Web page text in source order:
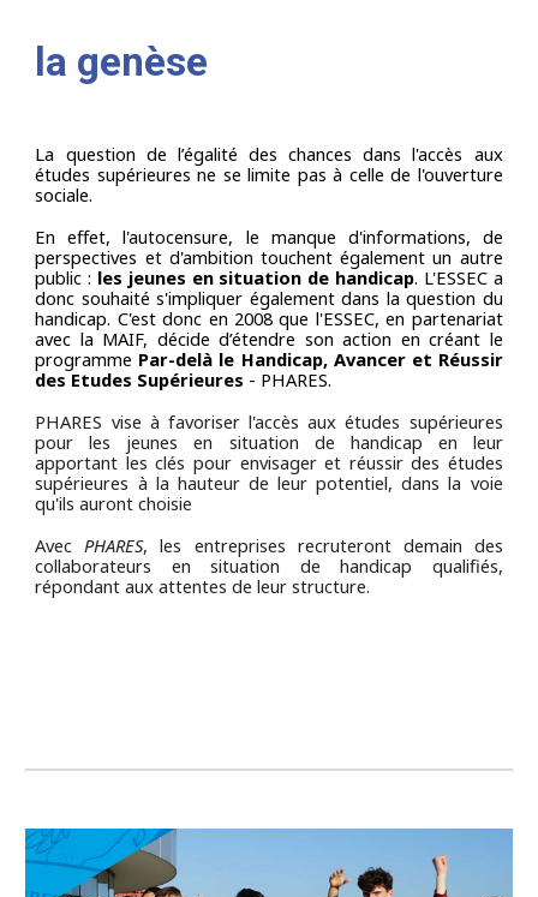
la genèse
La question de l’égalité des chances dans l'accès aux
études supérieures ne se limite pas à celle de l'ouverture
sociale.
En effet, l'autocensure, le manque d'informations, de
perspectives et d'ambition touchent également un autre
public : les jeunes en situation de handicap. L'ESSEC a
donc souhaité s'impliquer également dans la question du
handicap. C'est donc en 2008 que l'ESSEC, en partenariat
avec la MAIF, décide d’étendre son action en créant le
programme Par-delà le Handicap, Avancer et Réussir
des Etudes Supérieures - PHARES.
PHARES vise à favoriser l'accès aux études supérieures
pour les jeunes en situation de handicap en leur
apportant les clés pour envisager et réussir des études
supérieures à la hauteur de leur potentiel, dans la voie
qu'ils auront choisie
AvecPHARES, les entreprises recruteront demain des
collaborateurs en situation de handicap qualifiés,
répondant aux attentes de leur structure.